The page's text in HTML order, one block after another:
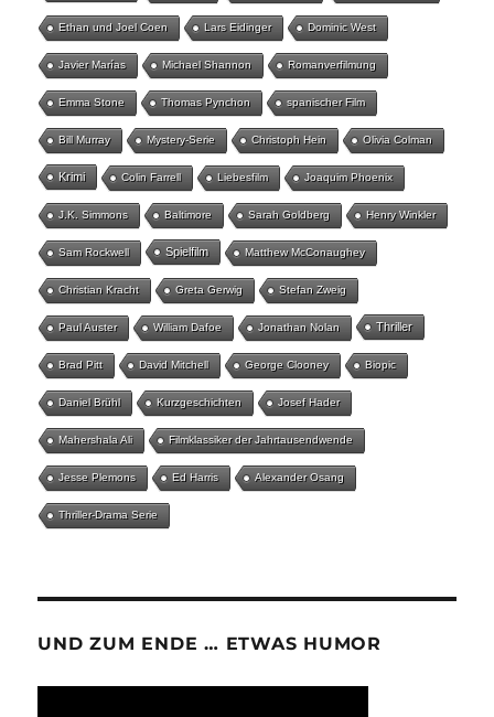
Ethan und Joel Coen Lars Eidinger Dominic West
Javier Marías Michael Shannon Romanverfilmung
Emma Stone Thomas Pynchon spanischer Film
Bill Murray Mystery-Serie Christoph Hein Olivia Colman
Krimi Colin Farrell Liebesfilm Joaquim Phoenix
J.K. Simmons Baltimore Sarah Goldberg Henry Winkler
Sam Rockwell Spielfilm Matthew McConaughey
Christian Kracht Greta Gerwig Stefan Zweig
Paul Auster William Dafoe Jonathan Nolan Thriller
Brad Pitt David Mitchell George Clooney Biopic
Daniel Brühl Kurzgeschichten Josef Hader
Mahershala Ali Filmklassiker der Jahrtausendwende
Jesse Plemons Ed Harris Alexander Osang
Thriller-Drama Serie
UND ZUM ENDE … ETWAS HUMOR